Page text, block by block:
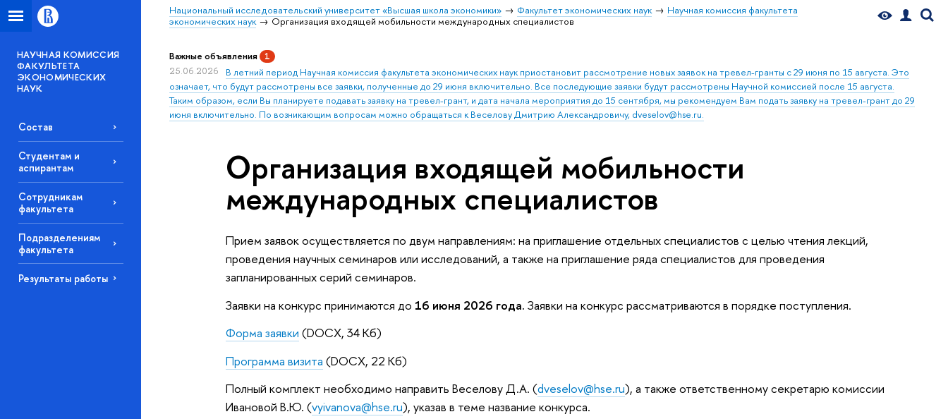
Национальный исследовательский университет «Высшая школа экономики» Факультет экономических наук
Научная комиссия факультета
экономических наук
Организация входящей мобильности международных специалистов
НАУЧНАЯ КОМИССИЯ
ФАКУЛЬТЕТА
ЭКОНОМИЧЕСКИХ
НАУК
Состав
Студентам и
аспирантам
Сотрудникам
факультета
Подразделениям
факультета
Результаты работы
Важные объявления 1
25.06.2026
В летний период Научная комиссия факультета экономических наук приостановит рассмотрение новых заявок на тревел-гранты с 29 июня по 15 августа. Это
означает, что будут рассмотрены все заявки, полученные до 29 июня включительно. Все последующие заявки будут рассмотрены Научной комиссией после 15 августа.
Таким образом, если Вы планируете подавать заявку на тревел-грант, и дата начала мероприятия до 15 сентября, мы рекомендуем Вам подать заявку на тревел-грант до 29
июня включительно. По возникающим вопросам можно обращаться к Веселову Дмитрию Александровичу, dveselov@hse.ru.
Организация входящей мобильности
международных специалистов
Прием заявок осуществляется по двум направлениям: на приглашение отдельных специалистов с целью чтения лекций,
проведения научных семинаров или исследований, а также на приглашение ряда специалистов для проведения
запланированных серий семинаров.
Заявки на конкурс принимаются до 16 июня 2026 года. Заявки на конкурс рассматриваются в порядке поступления.
Форма заявки (DOCX, 34 Кб)
Программа визита (DOCX, 22 Кб)
Полный комплект необходимо направить Веселову Д.А. (dveselov@hse.ru), а также ответственному секретарю комиссии
Ивановой В.Ю. (vyivanova@hse.ru), указав в теме название конкурса.